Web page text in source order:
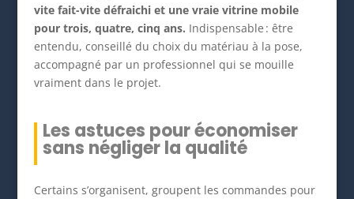
vite fait-vite défraichi et une vraie vitrine mobile
pour trois, quatre, cinq ans. Indispensable : être
entendu, conseillé du choix du matériau à la pose,
accompagné par un professionnel qui se mouille
vraiment dans le projet.
Les astuces pour économiser
sans négliger la qualité
Certains s’organisent, groupent les commandes pour